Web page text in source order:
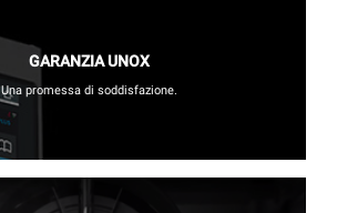
GARANZIA UNOX
Una promessa di soddisfazione.